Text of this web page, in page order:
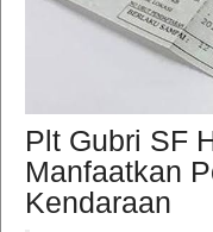
Plt Gubri SF
Manfaatkan
Kendaraan